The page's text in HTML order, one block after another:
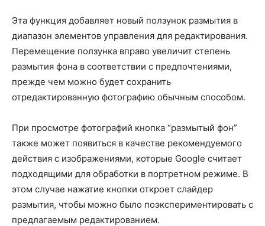
Эта функция добавляет новый ползунок размытия в
диапазон элементов управления для редактирования.
Перемещение ползунка вправо увеличит степень
размытия фона в соответствии с предпочтениями,
прежде чем можно будет сохранить
отредактированную фотографию обычным способом.
При просмотре фотографий кнопка “размытый фон”
также может появиться в качестве рекомендуемого
действия с изображениями, которые Google считает
подходящими для обработки в портретном режиме. В
этом случае нажатие кнопки откроет слайдер
размытия, чтобы можно было поэкспериментировать с
предлагаемым редактированием.